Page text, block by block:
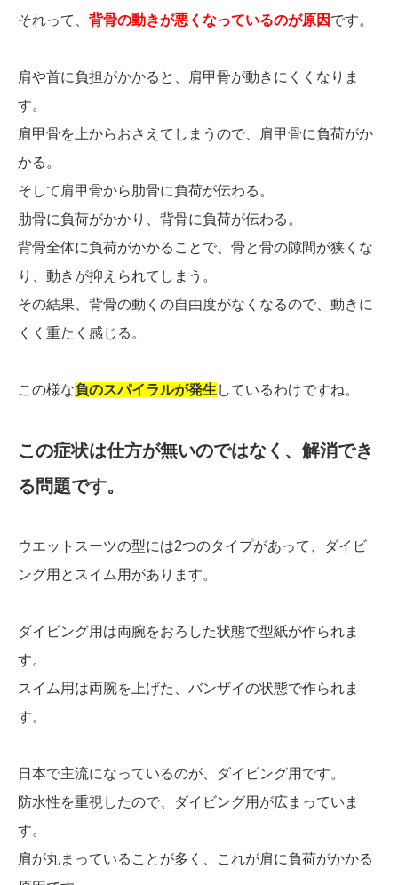
それって、 背骨の動きが悪くなっているのが原因 です。
肩や首に負担がかかると、肩甲骨が動きにくくなりま
す。
肩甲骨を上からおさえてしまうので、肩甲骨に負荷がか
かる。
そして肩甲骨から肋骨に負荷が伝わる。
肋骨に負荷がかかり、背骨に負荷が伝わる。
背骨全体に負荷がかかることで、骨と骨の隙間が狭くな
り、動きが抑えられてしまう。
その結果、背骨の動くの自由度がなくなるので、動きに
くく重たく感じる。
この様な負のスパイラルが発生 しているわけですね。
この症状は仕方が無いのではなく、解消でき
る問題です。
ウエットスーツの型には2つのタイプがあって、ダイビ
ング用とスイム用があります。
ダイビング用は両腕をおろした状態で型紙が作られま
す。
スイム用は両腕を上げた、バンザイの状態で作られま
す。
日本で主流になっているのが、ダイビング用です。
防水性を重視したので、ダイビング用が広まっていま
す。
肩が丸まっていることが多く、これが肩に負荷がかかる